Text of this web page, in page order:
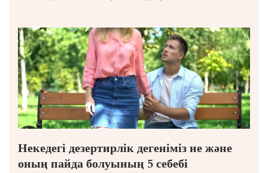
Некедегі дезертирлік дегеніміз не және
оның пайда болуының 5 себебі